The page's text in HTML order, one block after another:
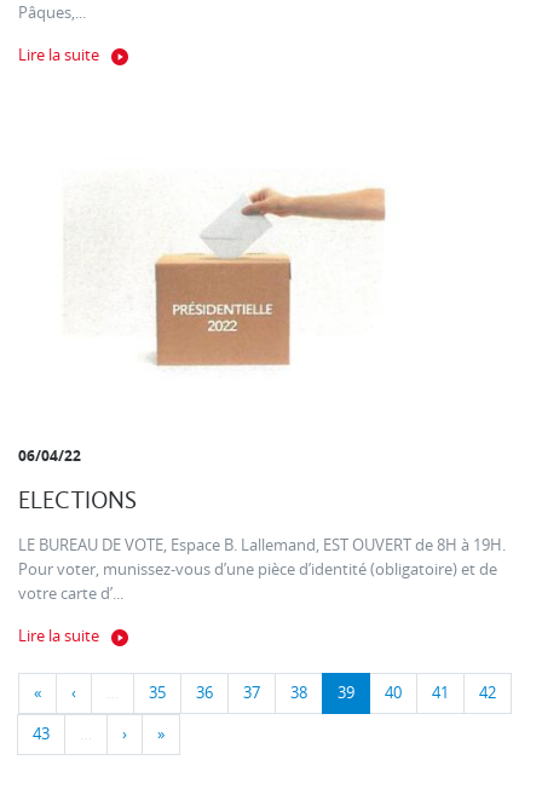
Pâques,...
Lire la suite
06/04/22
ELECTIONS
LE BUREAU DE VOTE, Espace B. Lallemand, EST OUVERT de 8H à 19H.
Pour voter, munissez-vous d’une pièce d’identité (obligatoire) et de
votre carte d’...
Lire la suite
« ‹ … 35 36 37 38 39 40 41 42
43 … › »